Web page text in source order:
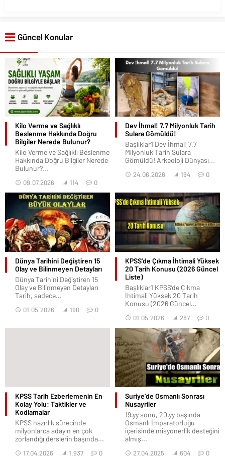
Güncel Konular
Kilo Verme ve Sağlıklı
Beslenme Hakkında Doğru
Bilgiler Nerede Bulunur?
Kilo Verme ve Sağlıklı Beslenme
Hakkında Doğru Bilgiler Nerede
Bulunur?...
09.07.2026 114 0
Dev İhmal! 7.7 Milyonluk Tarih
Sulara Gömüldü!
Başlıklar1 Dev İhmal! 7.7
Milyonluk Tarih Sulara
Gömüldü! Arkeoloji Dünyası...
24.06.2026 194 0
Dünya Tarihini Değiştiren 15
Olay ve Bilinmeyen Detayları
Dünya Tarihini Değiştiren 15
Olay ve Bilinmeyen Detayları
Tarih, sadece...
01.05.2026 190 0
KPSS’de Çıkma İhtimali Yüksek
20 Tarih Konusu (2026 Güncel
Liste)
Başlıklar1 KPSS’de Çıkma
İhtimali Yüksek 20 Tarih
Konusu (2026 Güncel...
01.05.2026 287 0
KPSS Tarih Ezberlemenin En
Kolay Yolu: Taktikler ve
Kodlamalar
KPSS hazırlık sürecinde
milyonlarca adayın en çok
zorlandığı derslerin başında...
17.04.2026 1.937 0
Suriye’de Osmanlı Sonrası
Nusayriler
19.yy sonu, 20.yy başında
Osmanlı İmparatorluğu
içerisinde misyonerlik desteğini
almış...
27.04.2025 604 0